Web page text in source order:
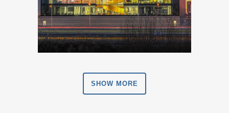
SHOW MORE